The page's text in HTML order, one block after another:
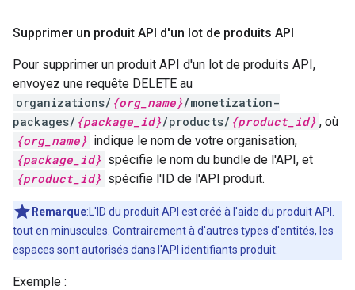
Supprimer un produit API d'un lot de produits API
Pour supprimer un produit API d'un lot de produits API,
envoyez une requête DELETE au
organizations/ {org_name}/monetization-
packages/ {package_id}/products/ {product_id} , où
{org_name} indique le nom de votre organisation,
{package_id} spécifie le nom du bundle de l'API, et
{product_id} spécifie l'ID de l'API produit.
Remarque:L'ID du produit API est créé à l'aide du produit API.
tout en minuscules. Contrairement à d'autres types d'entités, les
espaces sont autorisés dans l'API identifiants produit.
Exemple :